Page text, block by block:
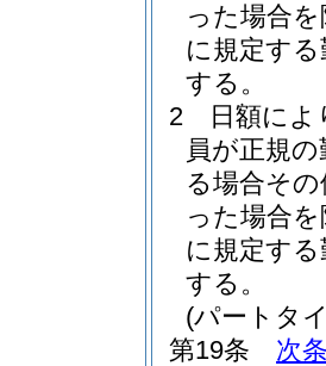
った場合
に規定す
する。
2
日額に
員が正規
る場合そ
った場合
に規定す
する。
(パートタ
第19条
次